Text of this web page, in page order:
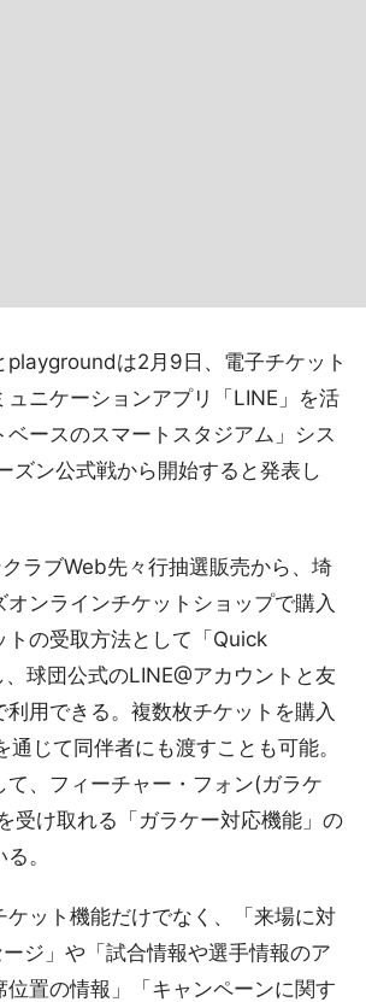
playgroundは2月9日、電子チケット
ュニケーションアプリ「LINE」を活
ベースのスマートスタジアム」シス
ズン公式戦から開始すると発表し
ラブWeb先々行抽選販売から、埼
オンラインチケットショップで購入
トの受取方法として「Quick
球団公式のLINE@アカウントと友
利用できる。複数枚チケットを購入
通じて同伴者にも渡すことも可能。
て、フィーチャー・フォン(ガラケ
受け取れる「ガラケー対応機能」の
。
ケット機能だけでなく、「来場に対
ジ」や「試合情報や選手情報のア
位置の情報」「キャンペーンに関す